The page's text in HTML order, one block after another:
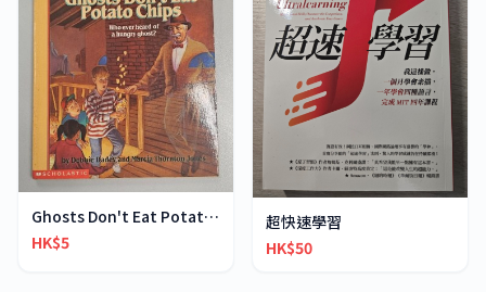
Ghosts Don't Eat Potato Chips
HK$5
超快速學習
HK$50